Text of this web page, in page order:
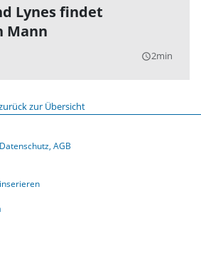
Lynes findet
Mann
query_builder2min
zur Übersicht
Datenschutz AGB